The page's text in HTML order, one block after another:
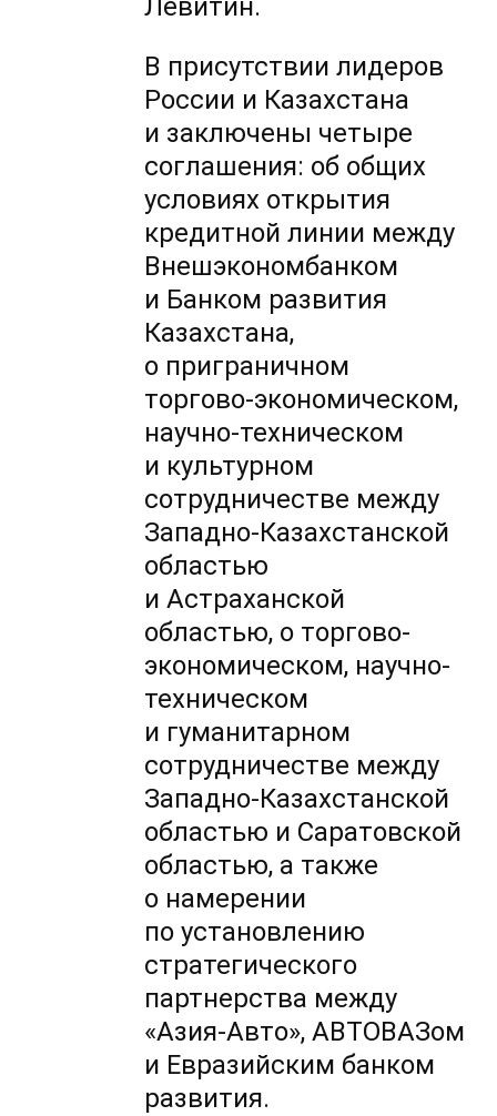
Левитин.
В присутствии лидеров
России и Казахстана
и заключены четыре
соглашения: об общих
условиях открытия
кредитной линии между
Внешэкономбанком
и Банком развития
Казахстана,
о приграничном
торгово-экономическом,
научно-техническом
и культурном
сотрудничестве между
Западно-Казахстанской
областью
и Астраханской
областью, о торгово-
экономическом, научно-
техническом
и гуманитарном
сотрудничестве между
Западно-Казахстанской
областью и Саратовской
областью, а также
о намерении
по установлению
стратегического
партнерства между
«Азия-Авто», АВТОВАЗом
и Евразийским банком
развития.